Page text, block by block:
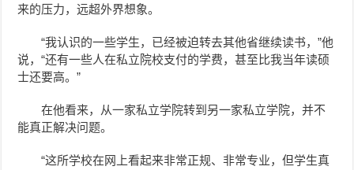
来的压力，远超外界想象。
“我认识的一些学生，已经被迫转去其他省继续读书，”他
说，“还有一些人在私立院校支付的学费，甚至比我当年读硕
士还要高。”
在他看来，从一家私立学院转到另一家私立学院，并不
能真正解决问题。
“这所学校在网上看起来非常正规、非常专业，但学生真